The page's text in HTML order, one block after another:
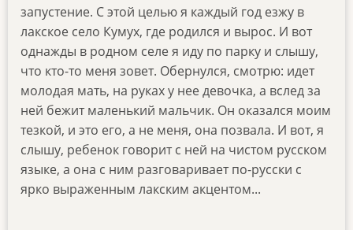
запустение. С этой целью я каждый год езжу в
лакское село Кумух, где родился и вырос. И вот
однажды в родном селе я иду по парку и слышу,
что кто-то меня зовет. Обернулся, смотрю: идет
молодая мать, на руках у нее девочка, а вслед за
ней бежит маленький мальчик. Он оказался моим
тезкой, и это его, а не меня, она позвала. И вот, я
слышу, ребенок говорит с ней на чистом русском
языке, а она с ним разговаривает по-русски с
ярко выраженным лакским акцентом...